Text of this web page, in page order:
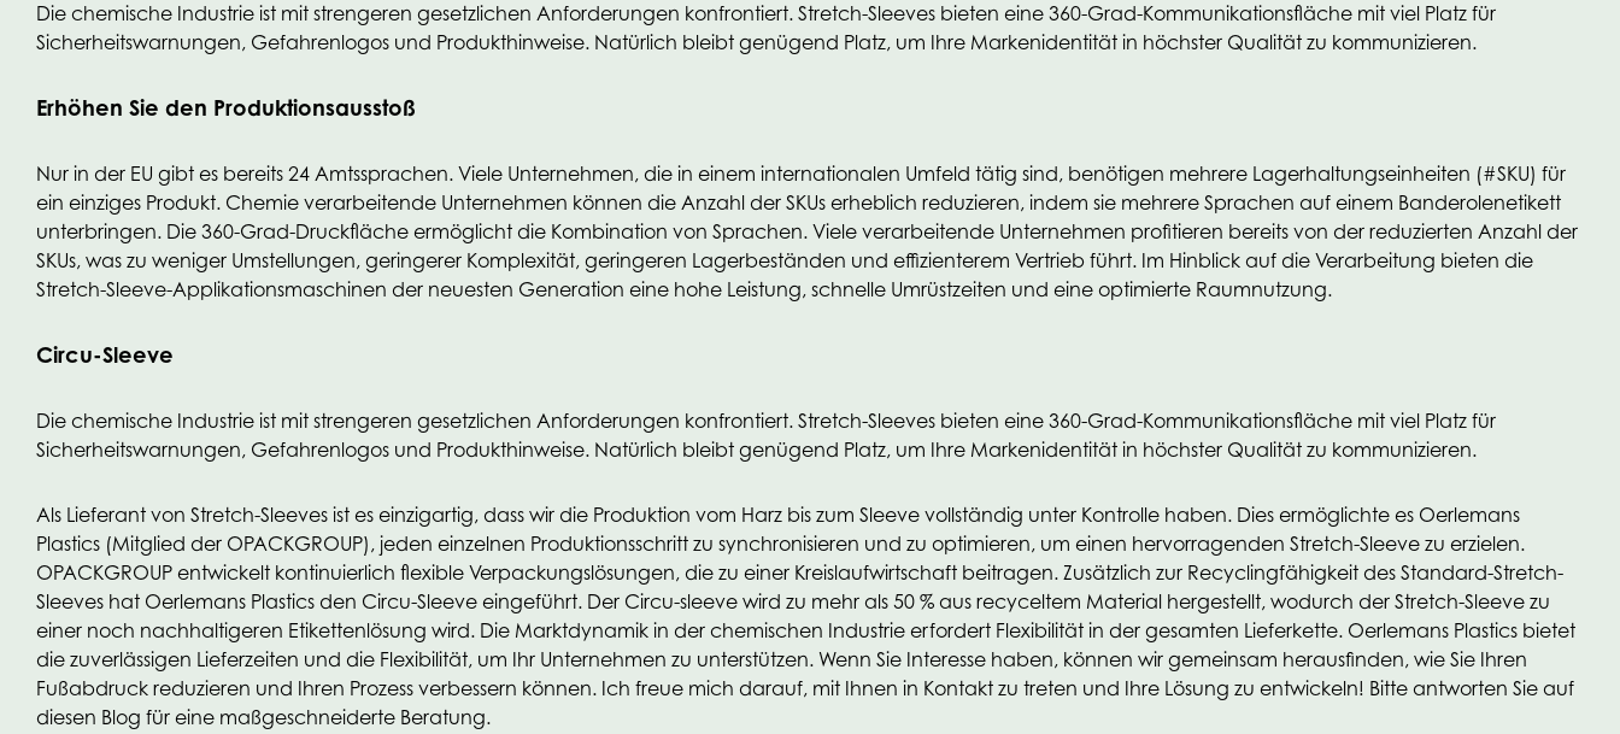
Die chemische Industrie ist mit strengeren gesetzlichen Anforderungen konfrontiert. Stretch-Sleeves bieten eine 360-Grad-Kommunikationsfläche mit viel Platz für
Sicherheitswarnungen, Gefahrenlogos und Produkthinweise. Natürlich bleibt genügend Platz, um Ihre Markenidentität in höchster Qualität zu kommunizieren.
Erhöhen Sie den Produktionsausstoß
Nur in der EU gibt es bereits 24 Amtssprachen. Viele Unternehmen, die in einem internationalen Umfeld tätig sind, benötigen mehrere Lagerhaltungseinheiten (#SKU) für
ein einziges Produkt. Chemie verarbeitende Unternehmen können die Anzahl der SKUs erheblich reduzieren, indem sie mehrere Sprachen auf einem Banderolenetikett
unterbringen. Die 360-Grad-Druckfläche ermöglicht die Kombination von Sprachen. Viele verarbeitende Unternehmen profitieren bereits von der reduzierten Anzahl der
SKUs, was zu weniger Umstellungen, geringerer Komplexität, geringeren Lagerbeständen und effizienterem Vertrieb führt. Im Hinblick auf die Verarbeitung bieten die
Stretch-Sleeve-Applikationsmaschinen der neuesten Generation eine hohe Leistung, schnelle Umrüstzeiten und eine optimierte Raumnutzung.
Circu-Sleeve
Die chemische Industrie ist mit strengeren gesetzlichen Anforderungen konfrontiert. Stretch-Sleeves bieten eine 360-Grad-Kommunikationsfläche mit viel Platz für
Sicherheitswarnungen, Gefahrenlogos und Produkthinweise. Natürlich bleibt genügend Platz, um Ihre Markenidentität in höchster Qualität zu kommunizieren.
Als Lieferant von Stretch-Sleeves ist es einzigartig, dass wir die Produktion vom Harz bis zum Sleeve vollständig unter Kontrolle haben. Dies ermöglichte es Oerlemans
Plastics (Mitglied der OPACKGROUP), jeden einzelnen Produktionsschritt zu synchronisieren und zu optimieren, um einen hervorragenden Stretch-Sleeve zu erzielen.
OPACKGROUP entwickelt kontinuierlich flexible Verpackungslösungen, die zu einer Kreislaufwirtschaft beitragen. Zusätzlich zur Recyclingfähigkeit des Standard-Stretch-
Sleeves hat Oerlemans Plastics den Circu-Sleeve eingeführt. Der Circu-sleeve wird zu mehr als 50 % aus recyceltem Material hergestellt, wodurch der Stretch-Sleeve zu
einer noch nachhaltigeren Etikettenlösung wird. Die Marktdynamik in der chemischen Industrie erfordert Flexibilität in der gesamten Lieferkette. Oerlemans Plastics bietet
die zuverlässigen Lieferzeiten und die Flexibilität, um Ihr Unternehmen zu unterstützen. Wenn Sie Interesse haben, können wir gemeinsam herausfinden, wie Sie Ihren
Fußabdruck reduzieren und Ihren Prozess verbessern können. Ich freue mich darauf, mit Ihnen in Kontakt zu treten und Ihre Lösung zu entwickeln! Bitte antworten Sie auf
diesen Blog für eine maßgeschneiderte Beratung.